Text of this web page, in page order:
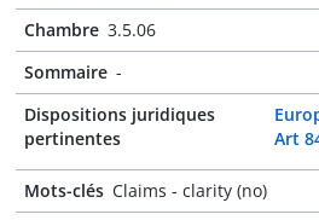
Chambre 3.5.06
Sommaire -
Dispositions juridiques
pertinentes
Art
Mots-clés Claims - clarity (no)